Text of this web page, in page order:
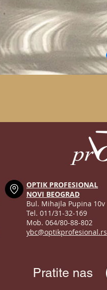
OPTIK PROFESIONAL
NOVI BEOGRAD
Bul. Mihajla Pupina 10v
Tel. 011/31-32-169
Mob. 064/80-88-802
ybc@optikprofesional.rs
Pratite nas